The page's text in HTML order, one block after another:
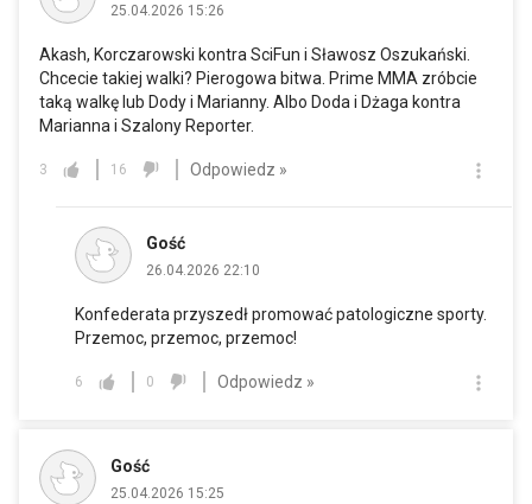
25.04.2026 15:26
Akash, Korczarowski kontra SciFun i Sławosz Oszukański.
Chcecie takiej walki? Pierogowa bitwa. Prime MMA zróbcie
taką walkę lub Dody i Marianny. Albo Doda i Dżaga kontra
Marianna i Szalony Reporter.
3 16 Odpowiedz »
Gość
26.04.2026 22:10
Konfederata przyszedł promować patologiczne sporty.
Przemoc, przemoc, przemoc!
6 0 Odpowiedz »
Gość
25.04.2026 15:25